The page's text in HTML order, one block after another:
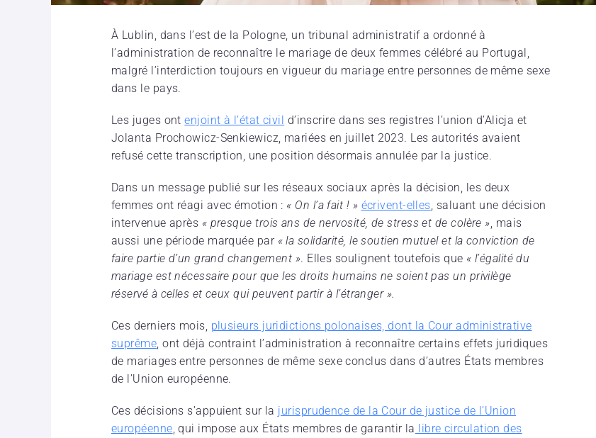
À Lublin, dans l’est de la Pologne, un tribunal administratif a ordonné à
l’administration de reconnaître le mariage de deux femmes célébré au Portugal,
malgré l’interdiction toujours en vigueur du mariage entre personnes de même sexe
dans le pays.
Les juges ontenjoint à l’état civil d’inscrire dans ses registres l’union d’Alicja et
Jolanta Prochowicz-Senkiewicz, mariées en juillet 2023. Les autorités avaient
refusé cette transcription, une position désormais annulée par la justice.
Dans un message publié sur les réseaux sociaux après la décision, les deux
femmes ont réagi avec émotion : « On l’a fait ! » écrivent-elles , saluant une décision
intervenue après « presque trois ans de nervosité, de stress et de colère » , mais
aussi une période marquée par « la solidarité, le soutien mutuel et la conviction de
faire partie d’un grand changement ». Elles soulignent toutefois que « l’égalité du
mariage est nécessaire pour que les droits humains ne soient pas un privilège
réservé à celles et ceux qui peuvent partir à l’étranger ».
Ces derniers mois, plusieurs juridictions polonaises, dont la Cour administrative
suprême , ont déjà contraint l’administration à reconnaître certains effets juridiques
de mariages entre personnes de même sexe conclus dans d’autres États membres
de l’Union européenne.
Ces décisions s’appuient sur la jurisprudence de la Cour de justice de l’Union
européenne , qui impose aux États membres de garantir la libre circulation des